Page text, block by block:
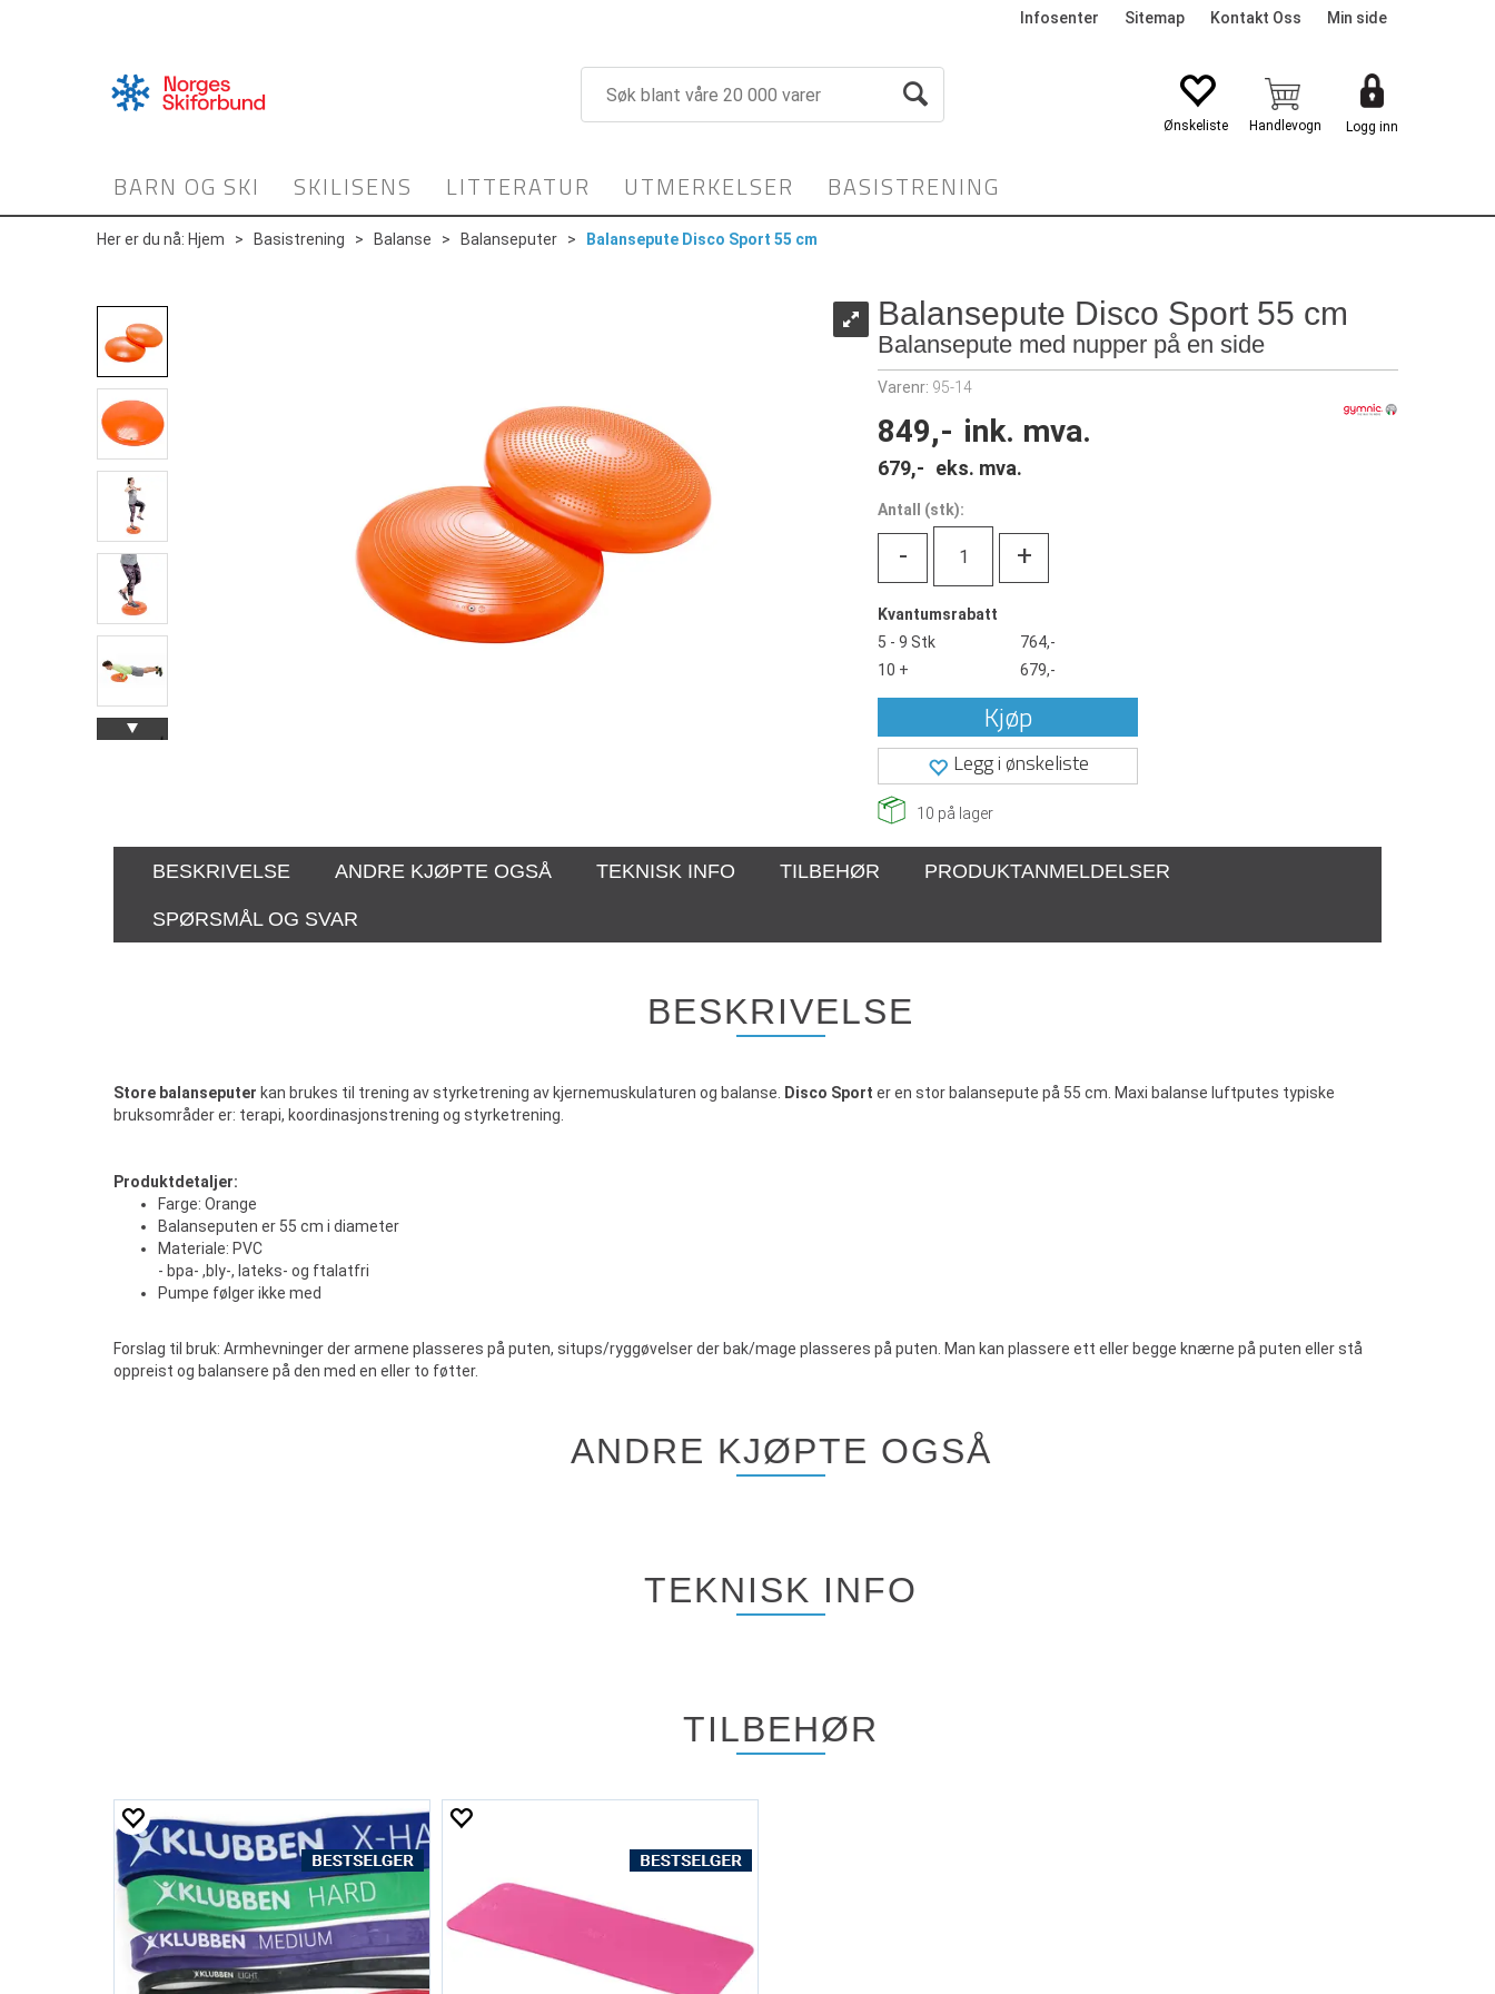
Infosenter Sitemap Kontakt Oss Min side
Logg inn
BARN OG SKI SKILISENS LITTERATUR UTMERKELSER BASISTRENING
Her er du nå: Hjem > Basistrening > Balanse > Balanseputer > Balansepute Disco Sport 55 cm
Balansepute Disco Sport 55 cm
Balansepute med nupper på en side
Varenr: 95-14
849,- ink. mva.
679,- eks. mva.
Antall (stk):
- +
Kvantumsrabatt
5 - 9 Stk
764,-
10 +
679,-
Kjøp
Legg i ønskeliste
10 på lager
BESKRIVELSE ANDRE KJØPTE OGSÅ TEKNISK INFO TILBEHØR PRODUKTANMELDELSER
SPØRSMÅL OG SVAR
BESKRIVELSE
Store balanseputer kan brukes til trening av styrketrening av kjernemuskulaturen og balanse. Disco Sport er en stor balansepute på 55 cm. Maxi balanse luftputes typiske
bruksområder er: terapi, koordinasjonstrening og styrketrening.
Produktdetaljer:
Farge: Orange
Balanseputen er 55 cm i diameter
Materiale: PVC
- bpa- ,bly-, lateks- og ftalatfri
Pumpe følger ikke med
Forslag til bruk: Armhevninger der armene plasseres på puten, situps/ryggøvelser der bak/mage plasseres på puten. Man kan plassere ett eller begge knærne på puten eller stå
oppreist og balansere på den med en eller to føtter.
ANDRE KJØPTE OGSÅ
TEKNISK INFO
TILBEHØR